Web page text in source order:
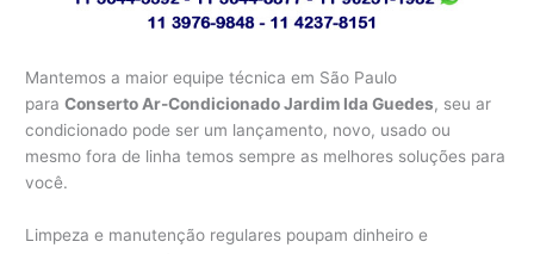
Mantemos a maior equipe técnica em São Paulo
paraConserto Ar-Condicionado Jardim Ida Guedes, seu ar
condicionado pode ser um lançamento, novo, usado ou
mesmo fora de linha temos sempre as melhores soluções para
você.
Limpeza e manutenção regulares poupam dinheiro e